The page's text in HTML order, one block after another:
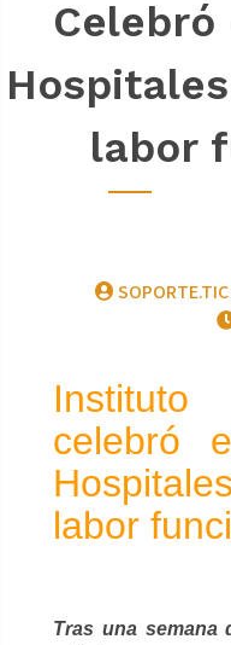
Celebró
labor
SOPORTE.TIC
celebró
labor
Tras una semana